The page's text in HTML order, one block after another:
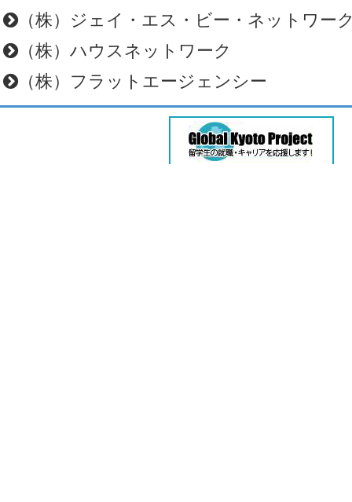
（株）ジェイ・エス・ビー・ネットワー
（株）ハウスネットワーク
（株）フラットエージェンシー